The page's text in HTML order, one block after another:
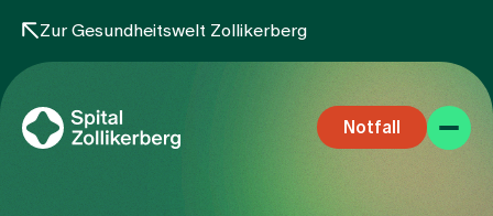
Zur Gesundheitswelt Zollikerberg
Notfall